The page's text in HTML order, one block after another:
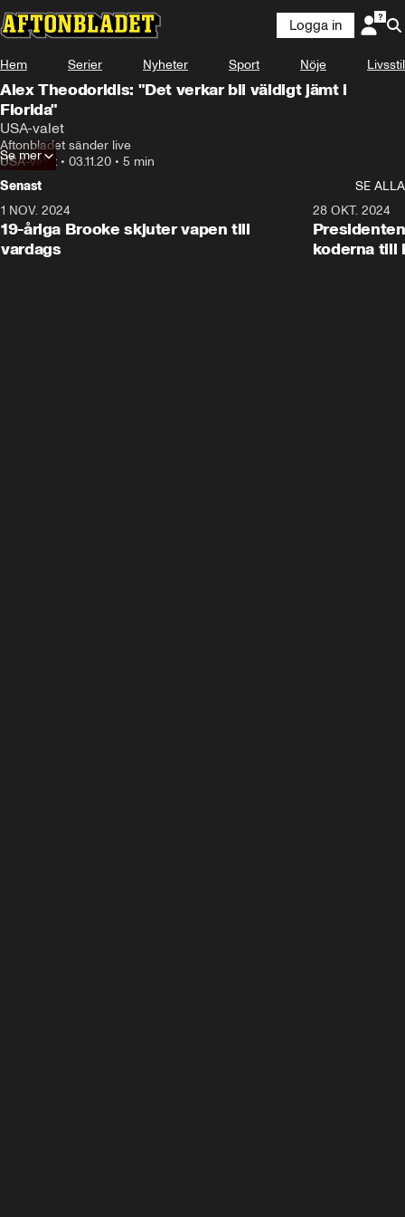
Logga in
Hem Serier Nyheter Sport Nöje Livsstil
Alex Theodoridis: "Det verkar bli väldigt jämt i
Florida"
USA-valet
Aftonbladet sänder live
USA-valet • 03.11.20 • 5 min
Se mer
Senast
SE ALLA
1 NOV. 2024
19-åriga Brooke skjuter vapen till
vardags
28 OKT. 2024
koderna till